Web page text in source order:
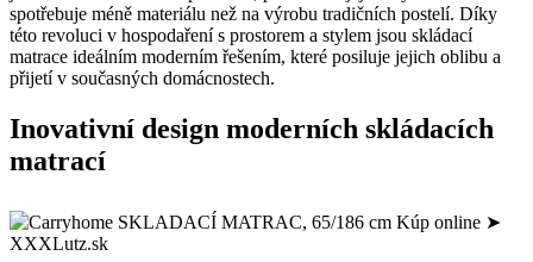
spotřebuje méně materiálu než na výrobu tradičních postelí. Díky
této revoluci v hospodaření s prostorem a stylem jsou skládací
matrace ideálním moderním řešením, které posiluje jejich oblibu a
přijetí v současných domácnostech.
Inovativní design moderních skládacích
matrací